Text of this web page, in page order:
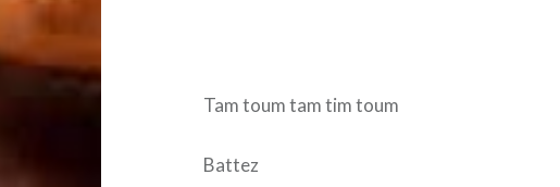
Tam toum tam tim toum
Battez